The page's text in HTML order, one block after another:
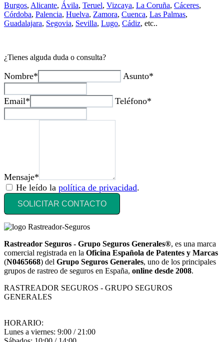
Burgos, Alicante, Ávila, Teruel, Vizcaya, La Coruña, Cáceres,
Córdoba, Palencia, Huelva, Zamora, Cuenca, Las Palmas,
Guadalajara, Segovia, Sevilla, Lugo, Cádiz, etc..
¿Tienes alguda duda o consulta?
Nombre* Asunto*
Email* Teléfono*
Mensaje*
He leído la política de privacidad.
SOLICITAR CONTACTO
Rastreador Seguros - Grupo Seguros Generales®, es una marca
comercial registrada en la Oficina Española de Patentes y Marcas
(N0465668) del Grupo Seguros Generales, uno de los principales
grupos de rastreo de seguros en España, online desde 2008.
RASTREADOR SEGUROS - GRUPO SEGUROS
GENERALES
HORARIO:
Lunes a viernes: 9:00 / 21:00